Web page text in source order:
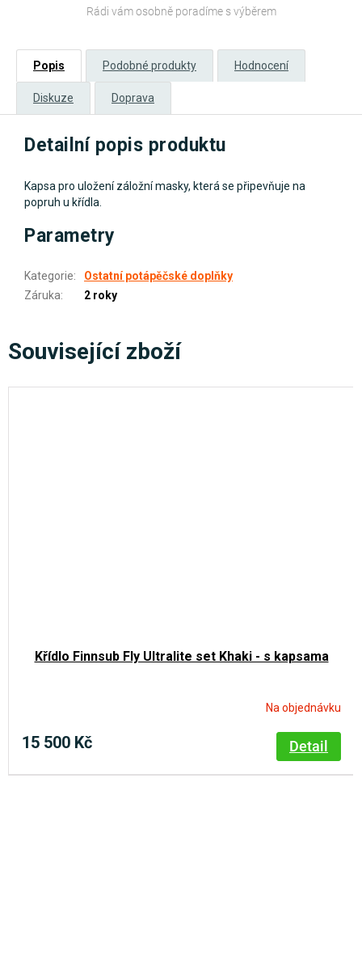
Rádi vám osobně poradíme s výběrem
Popis Podobné produkty Hodnocení
Diskuze Doprava
Detailní popis produktu
Kapsa pro uložení záložní masky, která se připevňuje na
popruh u křídla.
Parametry
Kategorie:
Ostatní potápěčské doplňky
Záruka: 2 roky
Související zboží
Křídlo Finnsub Fly Ultralite set Khaki - s kapsama
Na objednávku
15 500 Kč Detail